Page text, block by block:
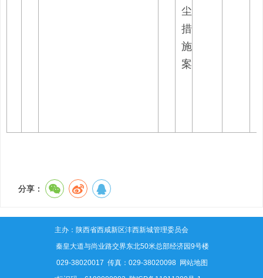
尘
措
施
案
分享：
主办：陕西省西咸新区沣西新城管理委员会
地址：秦皇大道与尚业路交界东北50米总部经济园9号楼
电话：029-38020017 传真：029-38020098 网站地图